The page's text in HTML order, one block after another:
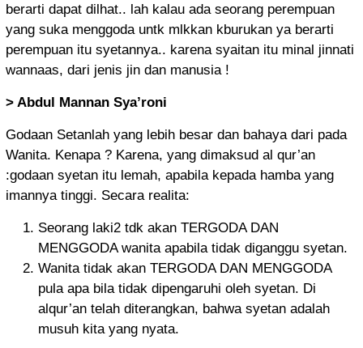
berarti dapat dilhat.. lah kalau ada seorang perempuan
yang suka menggoda untk mlkkan kburukan ya berarti
perempuan itu syetannya.. karena syaitan itu minal jinnati
wannaas, dari jenis jin dan manusia !
> Abdul Mannan Sya’roni
Godaan Setanlah yang lebih besar dan bahaya dari pada
Wanita. Kenapa ? Karena, yang dimaksud al qur’an
:godaan syetan itu lemah, apabila kepada hamba yang
imannya tinggi. Secara realita:
Seorang laki2 tdk akan TERGODA DAN
MENGGODA wanita apabila tidak diganggu syetan.
Wanita tidak akan TERGODA DAN MENGGODA
pula apa bila tidak dipengaruhi oleh syetan. Di
alqur’an telah diterangkan, bahwa syetan adalah
musuh kita yang nyata.